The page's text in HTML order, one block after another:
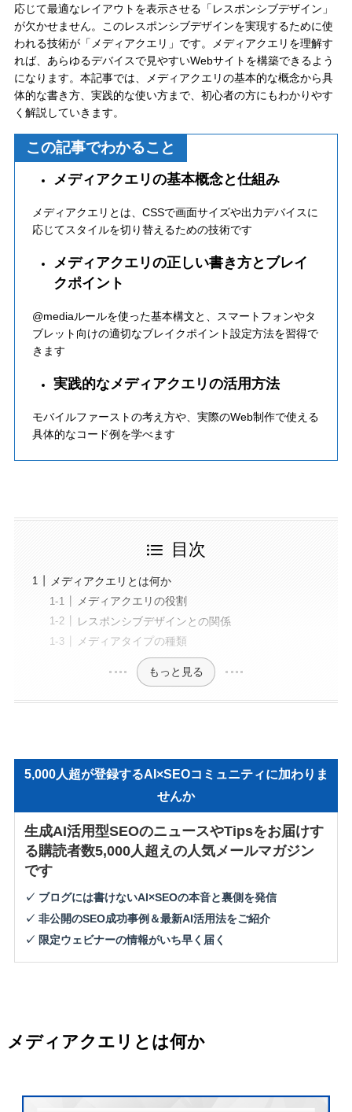
応じて最適なレイアウトを表示させる「レスポンシブデザイン」
が欠かせません。このレスポンシブデザインを実現するために使
われる技術が「メディアクエリ」です。メディアクエリを理解す
れば、あらゆるデバイスで見やすいWebサイトを構築できるよう
になります。本記事では、メディアクエリの基本的な概念から具
体的な書き方、実践的な使い方まで、初心者の方にもわかりやす
く解説していきます。
この記事でわかること
メディアクエリの基本概念と仕組み
メディアクエリとは、CSSで画面サイズや出力デバイスに
応じてスタイルを切り替えるための技術です
メディアクエリの正しい書き方とブレイ
クポイント
@mediaルールを使った基本構文と、スマートフォンやタ
ブレット向けの適切なブレイクポイント設定方法を習得で
きます
実践的なメディアクエリの活用方法
モバイルファーストの考え方や、実際のWeb制作で使える
具体的なコード例を学べます
目次
メディアクエリとは何か
メディアクエリの役割
レスポンシブデザインとの関係
メディアタイプの種類
もっと見る
5,000人超が登録するAI×SEOコミュニティに加わりま
せんか
生成AI活用型SEOのニュースやTipsをお届けす
る購読者数5,000人超えの人気メールマガジン
です
✓ ブログには書けないAI×SEOの本音と裏側を発信
✓ 非公開のSEO成功事例＆最新AI活用法をご紹介
✓ 限定ウェビナーの情報がいち早く届く
メディアクエリとは何か